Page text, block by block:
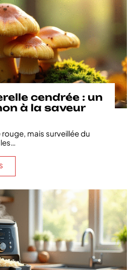
cendrée : un
à la saveur
mais surveillée du